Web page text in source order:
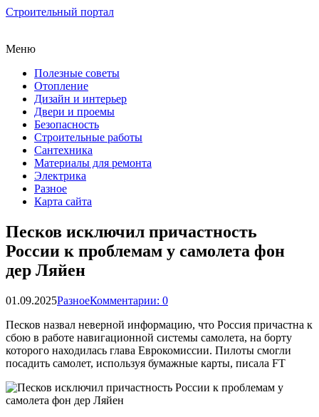
Строительный портал
Меню
Полезные советы
Отопление
Дизайн и интерьер
Двери и проемы
Безопасность
Строительные работы
Сантехника
Материалы для ремонта
Электрика
Разное
Карта сайта
Песков исключил причастность
России к проблемам у самолета фон
дер Ляйен
01.09.2025РазноеКомментарии: 0
Песков назвал неверной информацию, что Россия причастна к
сбою в работе навигационной системы самолета, на борту
которого находилась глава Еврокомиссии. Пилоты смогли
посадить самолет, используя бумажные карты, писала FT